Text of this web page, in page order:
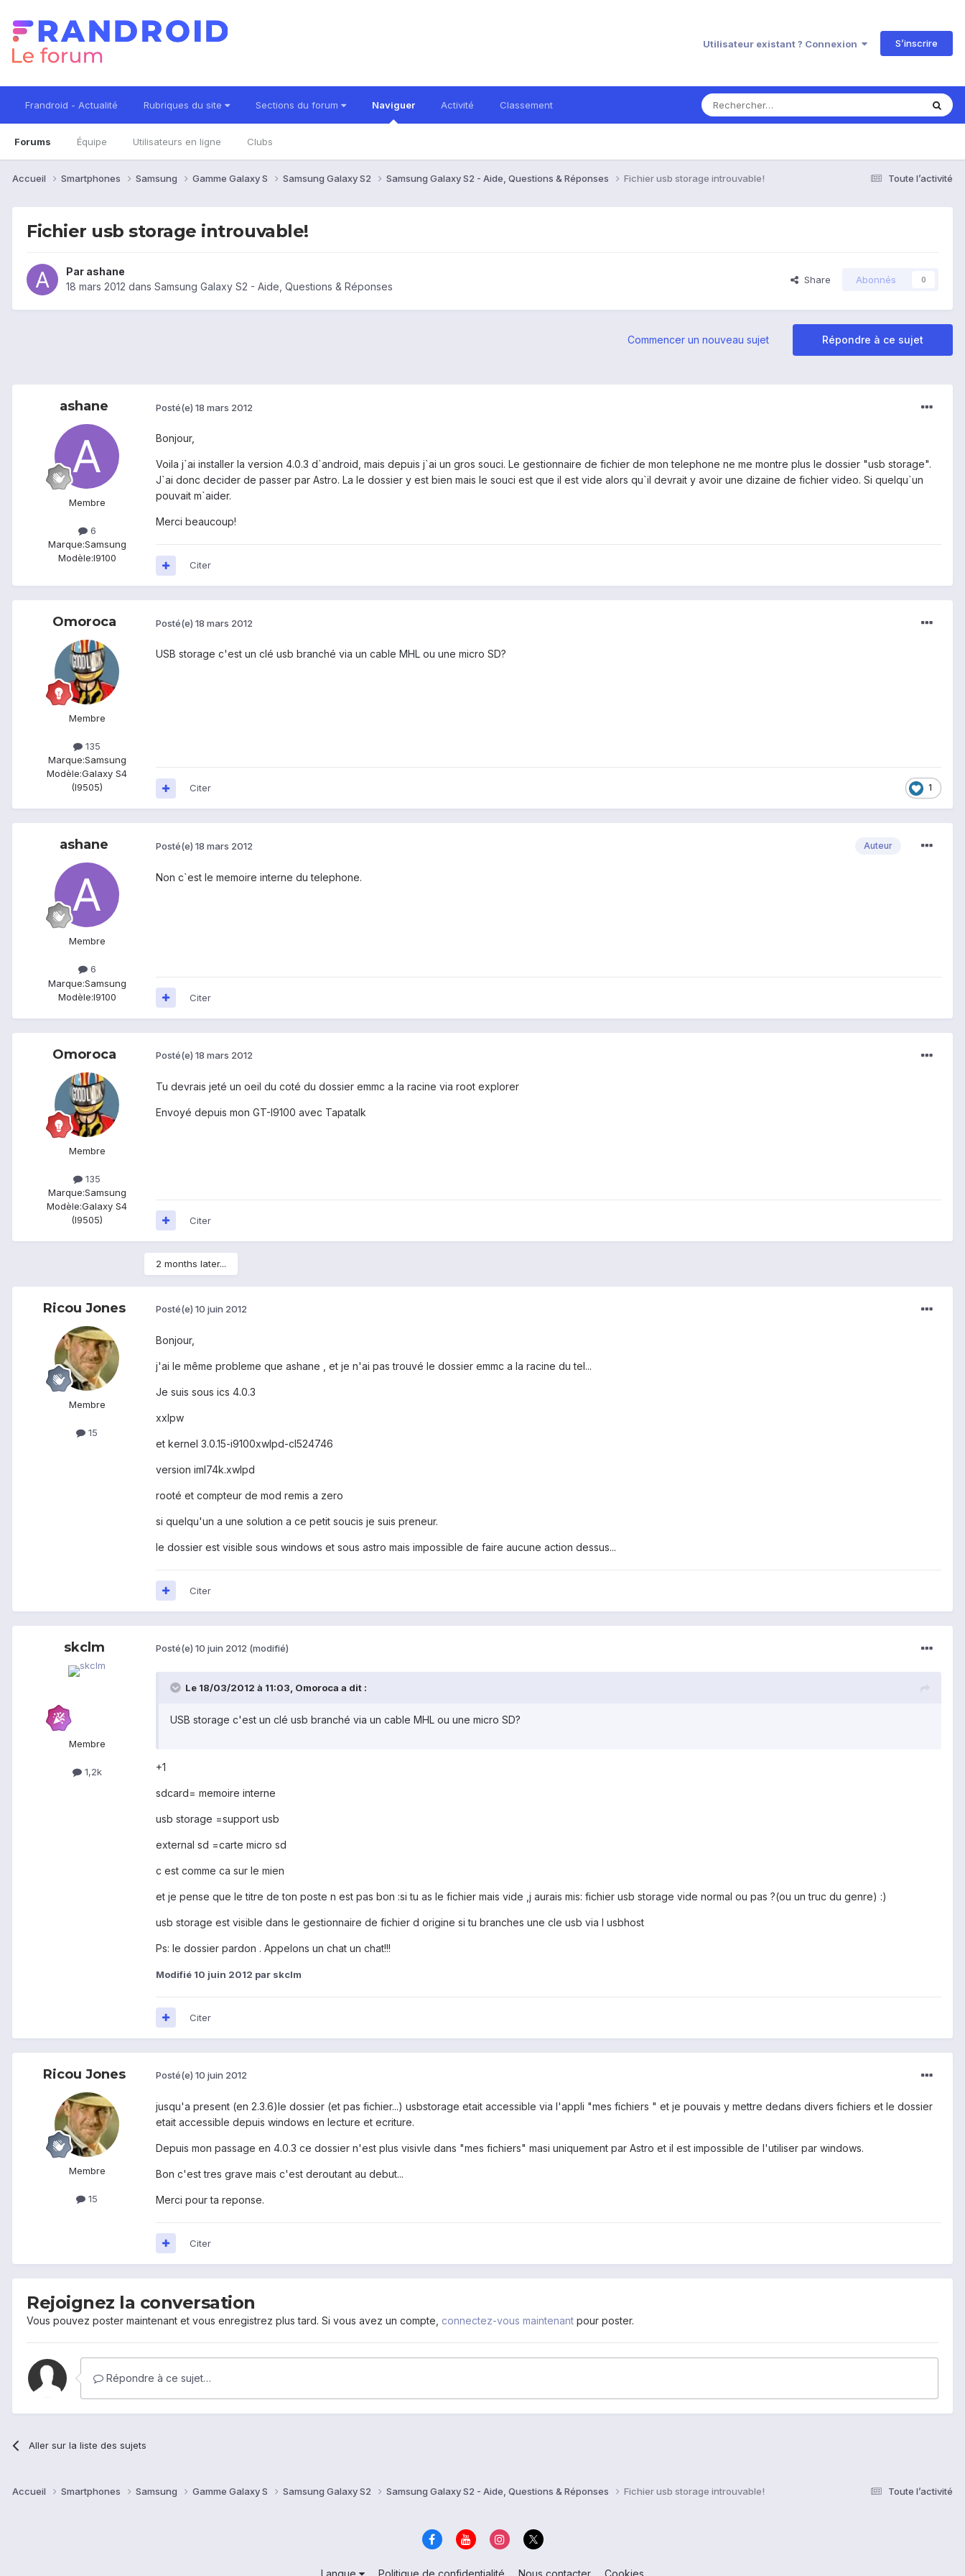
Utilisateur existant ? Connexion S’inscrire
Frandroid - Actualité Rubriques du site Sections du forum Naviguer
Forums Équipe Utilisateurs en ligne Clubs
Activité Classement
Toute l’activité
Accueil Smartphones Samsung Gamme Galaxy S Samsung Galaxy S2 Samsung Galaxy S2 - Aide, Questions & Réponses Fichier usb storage introuvable!
Fichier usb storage introuvable!
Par ashane
18 mars 2012 dans Samsung Galaxy S2 - Aide, Questions & Réponses
Share Abonnés 0
Répondre à ce sujet
Commencer un nouveau sujet
ashane
Membre
6
Marque:Samsung
Modèle:I9100
Posté(e) 18 mars 2012
Bonjour,
Voila j`ai installer la version 4.0.3 d`android, mais depuis j`ai un gros souci. Le gestionnaire de fichier de mon telephone ne me montre plus le dossier "usb storage".
J`ai donc decider de passer par Astro. La le dossier y est bien mais le souci est que il est vide alors qu`il devrait y avoir une dizaine de fichier video. Si quelqu`un
pouvait m`aider.
Merci beaucoup!
Citer
Omoroca
Membre
135
Marque:Samsung
Modèle:Galaxy S4
(I9505)
Posté(e) 18 mars 2012
USB storage c'est un clé usb branché via un cable MHL ou une micro SD?
1
Citer
ashane
Membre
6
Marque:Samsung
Modèle:I9100
Auteur
Posté(e) 18 mars 2012
Non c`est le memoire interne du telephone.
Citer
Omoroca
Membre
135
Marque:Samsung
Modèle:Galaxy S4
(I9505)
Posté(e) 18 mars 2012
Tu devrais jeté un oeil du coté du dossier emmc a la racine via root explorer
Envoyé depuis mon GT-I9100 avec Tapatalk
Citer
2 months later...
Ricou Jones
Membre
15
Posté(e) 10 juin 2012
Bonjour,
j'ai le même probleme que ashane , et je n'ai pas trouvé le dossier emmc a la racine du tel...
Je suis sous ics 4.0.3
xxlpw
et kernel 3.0.15-i9100xwlpd-cl524746
version iml74k.xwlpd
rooté et compteur de mod remis a zero
si quelqu'un a une solution a ce petit soucis je suis preneur.
le dossier est visible sous windows et sous astro mais impossible de faire aucune action dessus...
Citer
skclm
Membre
1,2k
Posté(e) 10 juin 2012 (modifié)
Le 18/03/2012 à 11:03, Omoroca a dit :
USB storage c'est un clé usb branché via un cable MHL ou une micro SD?
+1
sdcard= memoire interne
usb storage =support usb
external sd =carte micro sd
c est comme ca sur le mien
et je pense que le titre de ton poste n est pas bon :si tu as le fichier mais vide ,j aurais mis: fichier usb storage vide normal ou pas ?(ou un truc du genre) :)
usb storage est visible dans le gestionnaire de fichier d origine si tu branches une cle usb via l usbhost
Ps: le dossier pardon . Appelons un chat un chat!!!
Modifié 10 juin 2012 par skclm
Citer
Ricou Jones
Membre
15
Posté(e) 10 juin 2012
jusqu'a present (en 2.3.6)le dossier (et pas fichier...) usbstorage etait accessible via l'appli "mes fichiers " et je pouvais y mettre dedans divers fichiers et le dossier
etait accessible depuis windows en lecture et ecriture.
Depuis mon passage en 4.0.3 ce dossier n'est plus visivle dans "mes fichiers" masi uniquement par Astro et il est impossible de l'utiliser par windows.
Bon c'est tres grave mais c'est deroutant au debut...
Merci pour ta reponse.
Citer
Rejoignez la conversation
Vous pouvez poster maintenant et vous enregistrez plus tard. Si vous avez un compte, connectez-vous maintenant pour poster.
Répondre à ce sujet…
Aller sur la liste des sujets
Toute l’activité
Accueil Smartphones Samsung Gamme Galaxy S Samsung Galaxy S2 Samsung Galaxy S2 - Aide, Questions & Réponses Fichier usb storage introuvable!
Langue Politique de confidentialité Nous contacter Cookies